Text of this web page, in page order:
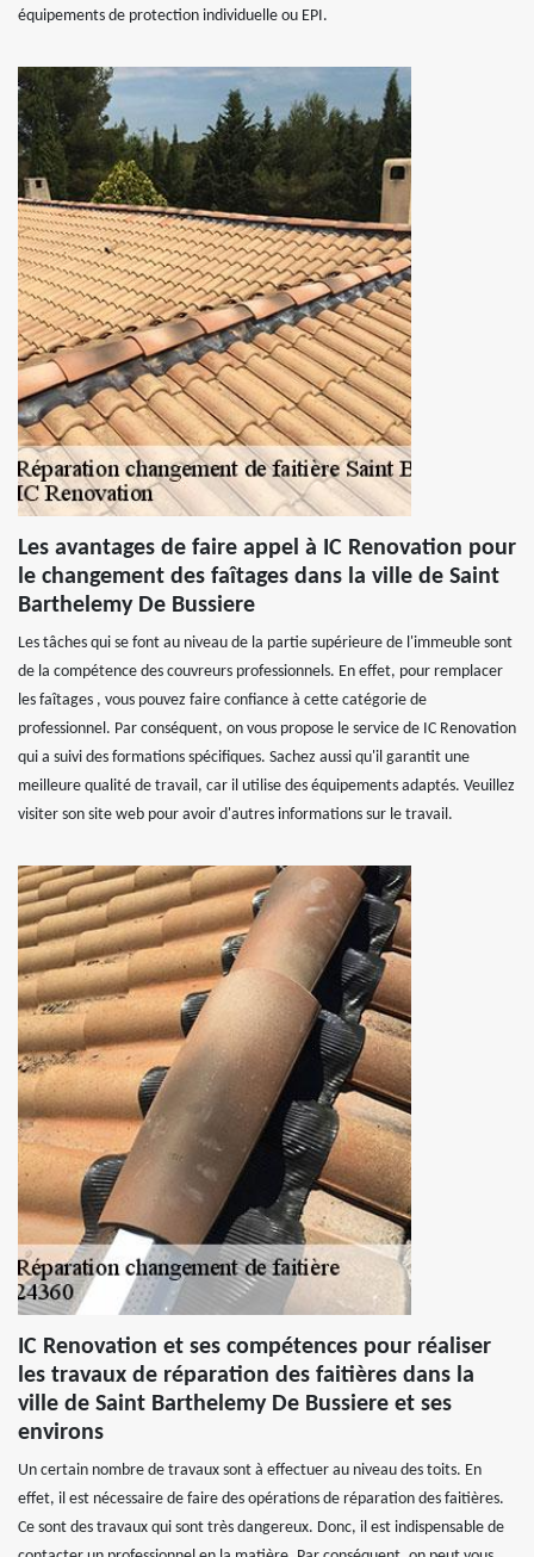
équipements de protection individuelle ou EPI.
Les avantages de faire appel à IC Renovation pour
le changement des faîtages dans la ville de Saint
Barthelemy De Bussiere
Les tâches qui se font au niveau de la partie supérieure de l'immeuble sont
de la compétence des couvreurs professionnels. En effet, pour remplacer
les faîtages , vous pouvez faire confiance à cette catégorie de
professionnel. Par conséquent, on vous propose le service de IC Renovation
qui a suivi des formations spécifiques. Sachez aussi qu'il garantit une
meilleure qualité de travail, car il utilise des équipements adaptés. Veuillez
visiter son site web pour avoir d'autres informations sur le travail.
IC Renovation et ses compétences pour réaliser
les travaux de réparation des faitières dans la
ville de Saint Barthelemy De Bussiere et ses
environs
Un certain nombre de travaux sont à effectuer au niveau des toits. En
effet, il est nécessaire de faire des opérations de réparation des faitières.
Ce sont des travaux qui sont très dangereux. Donc, il est indispensable de